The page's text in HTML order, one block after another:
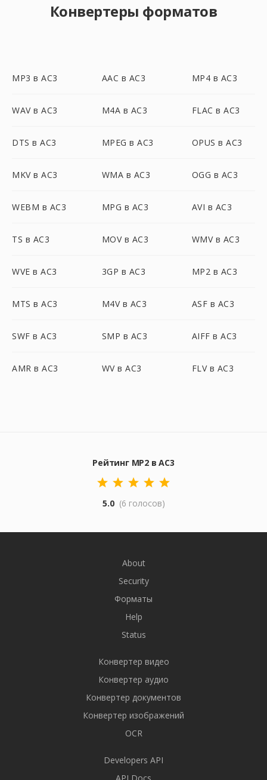
Конвертеры форматов
MP3 в AC3 AAC в AC3 MP4 в AC3
WAV в AC3 M4A в AC3 FLAC в AC3
DTS в AC3 MPEG в AC3 OPUS в AC3
MKV в AC3 WMA в AC3 OGG в AC3
WEBM в AC3 MPG в AC3 AVI в AC3
TS в AC3 MOV в AC3 WMV в AC3
WVE в AC3 3GP в AC3 MP2 в AC3
MTS в AC3 M4V в AC3 ASF в AC3
SWF в AC3 SMP в AC3 AIFF в AC3
AMR в AC3 WV в AC3 FLV в AC3
Рейтинг MP2 в AC3
5.0 (6 голосов)
About
Security
Форматы
Help
Status
Конвертер видео
Конвертер аудио
Конвертер документов
Конвертер изображений
OCR
Developers API